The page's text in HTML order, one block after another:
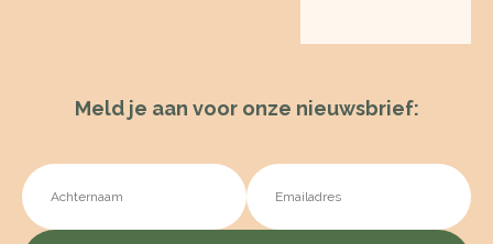
Meld je aan voor onze nieuwsbrief: